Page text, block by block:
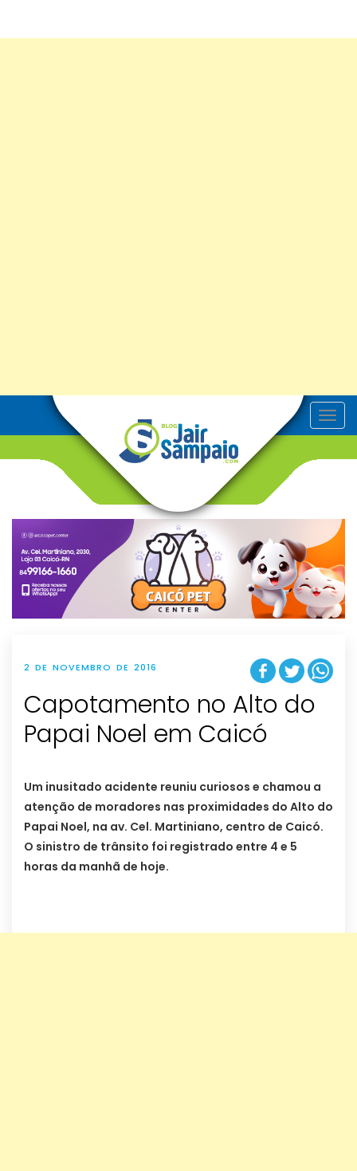
T
o
v
g
t
i
o
n
2 DE NOVEMBRO DE 2016
Capotamento no Alto do
Papai Noel em Caicó
Um inusitado acidente reuniu curiosos e chamou a
atenção de moradores nas proximidades do Alto do
Papai Noel, na av. Cel. Martiniano, centro de Caicó.
O sinistro de trânsito foi registrado entre 4 e 5
horas da manhã de hoje.